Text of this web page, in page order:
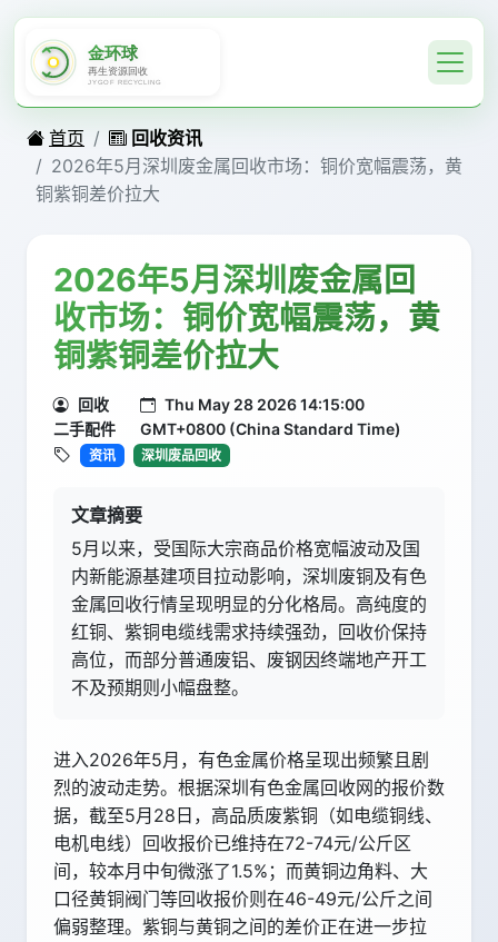
首页
回收资讯
2026年5月深圳废金属回收市场：铜价宽幅震荡，黄
铜紫铜差价拉大
2026年5月深圳废金属回
收市场：铜价宽幅震荡，黄
铜紫铜差价拉大
回收
二手配件
Thu May 28 2026 14:15:00
GMT+0800 (China Standard Time)
资讯 深圳废品回收
文章摘要
5月以来，受国际大宗商品价格宽幅波动及国
内新能源基建项目拉动影响，深圳废铜及有色
金属回收行情呈现明显的分化格局。高纯度的
红铜、紫铜电缆线需求持续强劲，回收价保持
高位，而部分普通废铝、废钢因终端地产开工
不及预期则小幅盘整。
进入2026年5月，有色金属价格呈现出频繁且剧
烈的波动走势。根据深圳有色金属回收网的报价数
据，截至5月28日，高品质废紫铜（如电缆铜线、
电机电线）回收报价已维持在72-74元/公斤区
间，较本月中旬微涨了1.5%；而黄铜边角料、大
口径黄铜阀门等回收报价则在46-49元/公斤之间
偏弱整理。紫铜与黄铜之间的差价正在进一步拉